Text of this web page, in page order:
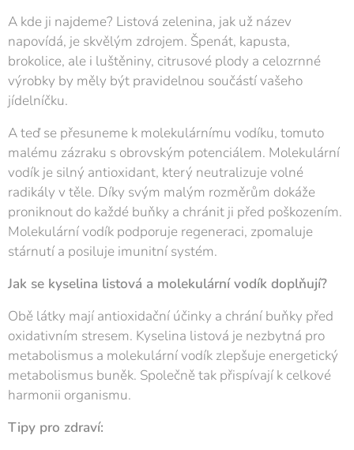
A kde ji najdeme? Listová zelenina, jak už název
napovídá, je skvělým zdrojem. Špenát, kapusta,
brokolice, ale i luštěniny, citrusové plody a celozrnné
výrobky by měly být pravidelnou součástí vašeho
jídelníčku.
A teď se přesuneme k molekulárnímu vodíku, tomuto
malému zázraku s obrovským potenciálem. Molekulární
vodík je silný antioxidant, který neutralizuje volné
radikály v těle. Díky svým malým rozměrům dokáže
proniknout do každé buňky a chránit ji před poškozením.
Molekulární vodík podporuje regeneraci, zpomaluje
stárnutí a posiluje imunitní systém.
Jak se kyselina listová a molekulární vodík doplňují?
Obě látky mají antioxidační účinky a chrání buňky před
oxidativním stresem. Kyselina listová je nezbytná pro
metabolismus a molekulární vodík zlepšuje energetický
metabolismus buněk. Společně tak přispívají k celkové
harmonii organismu.
Tipy pro zdraví: